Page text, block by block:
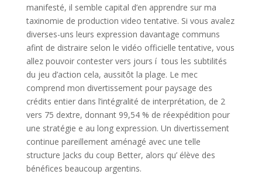
manifesté, il semble capital d’en apprendre sur ma
taxinomie de production video tentative. Si vous avalez
diverses-uns leurs expression davantage communs
afint de distraire selon le vidéo officielle tentative, vous
allez pouvoir contester vers jours í tous les subtilités
du jeu d’action cela, aussitôt la plage. Le mec
comprend mon divertissement pour paysage des
crédits entier dans l’intégralité de interprétation, de 2
vers 75 dextre, donnant 99,54 % de réexpédition pour
une stratégie e au long expression. Un divertissement
continue pareillement aménagé avec une telle
structure Jacks du coup Better, alors qu’ élève des
bénéfices beaucoup argentins.